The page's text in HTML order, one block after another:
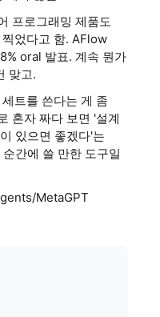
프로그래밍 제품도
었다고 함. AFlow
oral 발표. 계속 뭔가
맞고.
트를 쓴다는 게 좀
혼자 짜다 보면 '설계
있으면 좋겠다'는
간에 쓸 만한 도구일
MetaGPT